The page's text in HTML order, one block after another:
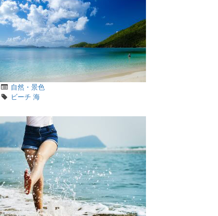
カ
テ
ゴ
自然・景色
タビーチ 海